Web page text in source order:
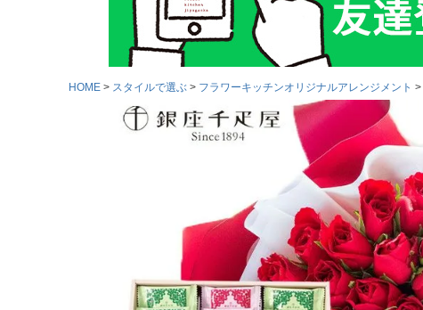
HOME スタイルで選ぶ フラワーキッチンオリジナルアレンジメント